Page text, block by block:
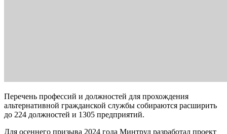
Перечень профессий и должностей для прохождения
альтернативной гражданской службы собираются расширить
до 224 должностей и 1305 предприятий.
Для осеннего призыва 2024 года Минтруд разработал проект